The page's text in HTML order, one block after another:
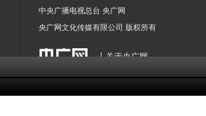
中央广播电视总台 央广网
央广网文化传媒有限公司 版权所有
| 关于央广网